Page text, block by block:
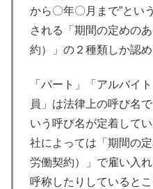
から〇年〇月まで”とい
される「期間の定めの
約）」の２種類しか認め
「パート」「アルバイ
員」は法律上の呼び名
いう呼び名が定着して
社によっては「期間の
労働契約）」で雇い入
呼称したりしていると